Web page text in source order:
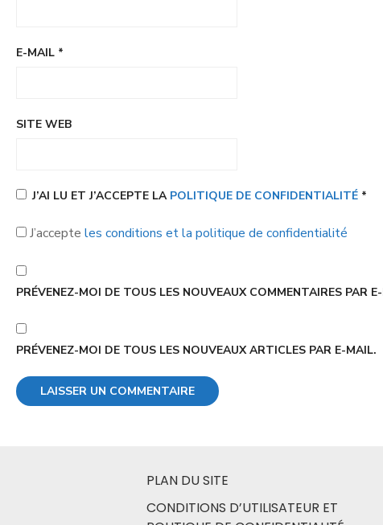
E-MAIL *
SITE WEB
J’AI LU ET J’ACCEPTE LA POLITIQUE DE CONFIDENTIALITÉ *
J’accepte les conditions et la politique de confidentialité
PRÉVENEZ-MOI DE TOUS LES NOUVEAUX COMMENTAIRES PAR
PRÉVENEZ-MOI DE TOUS LES NOUVEAUX ARTICLES PAR E-MAIL.
PLAN DU SITE
CONDITIONS D’UTILISATEUR ET